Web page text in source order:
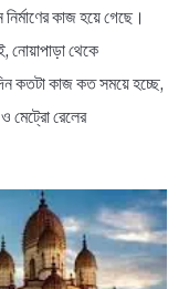
কাজ হয়ে গেছে।
নোয়াপাড়া থেকে
কতটা কাজ কত সময়ে হচ্ছে,
মেট্রো রেলের